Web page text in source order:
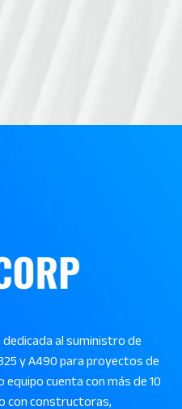
al suministro de
y A490 para proyectos de
cuenta con más de 10
con constructoras,